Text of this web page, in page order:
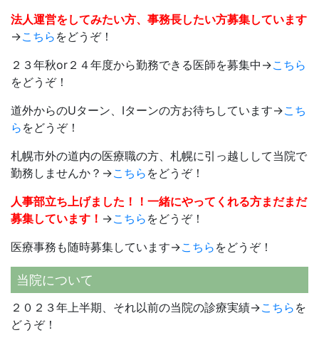
法人運営をしてみたい方、事務長したい方募集しています
→こちら をどうぞ！
２３年秋or２４年度から勤務できる医師を募集中→こちら
をどうぞ！
道外からのUターン、Iターンの方お待ちしています→こち
ら をどうぞ！
札幌市外の道内の医療職の方、札幌に引っ越しして当院で
勤務しませんか？→こちら をどうぞ！
人事部立ち上げました！！一緒にやってくれる方まだまだ
募集しています！ →こちら をどうぞ！
医療事務も随時募集しています→こちら をどうぞ！
当院について
２０２３年上半期、それ以前の当院の診療実績→こちら を
どうぞ！